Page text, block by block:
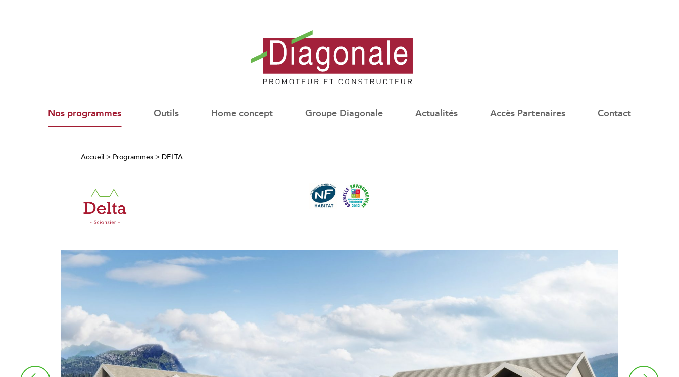
Promoteur
Nos programmes Outils Home concept Groupe Diagonale Actualités Accès Partenaires Contact
Accueil > Programmes > DELTA